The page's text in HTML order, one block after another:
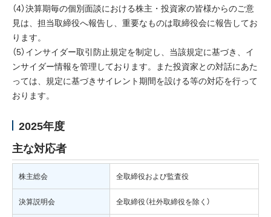
IR情報
採用情報
ニュース
イベント
お問い合わせ
閉じる
（4）決算期毎の個別面談における株主・投資家の皆様からのご意
見は、担当取締役へ報告し、重要なものは取締役会に報告してお
ります。
（5）インサイダー取引防止規定を制定し、当該規定に基づき、イ
ンサイダー情報を管理しております。また投資家との対話にあた
っては、規定に基づきサイレント期間を設ける等の対応を行って
おります。
2025年度
主な対応者
株主総会 全取締役および監査役
決算説明会 全取締役（社外取締役を除く）